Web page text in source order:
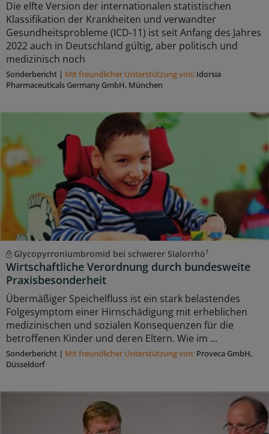
Die elfte Version der internationalen statistischen
Klassifikation der Krankheiten und verwandter
Gesundheitsprobleme (ICD-11) ist seit Anfang des Jahres
2022 auch in Deutschland gültig, aber politisch und
medizinisch noch
Sonderbericht | Mit freundlicher Unterstützung von: Idorsia
Pharmaceuticals Germany GmbH, München
Glycopyrroniumbromid bei schwerer Sialorrhö†
Wirtschaftliche Verordnung durch bundesweite
Praxisbesonderheit
Übermäßiger Speichelfluss ist ein stark belastendes
Folgesymptom einer Hirnschädigung mit erheblichen
medizinischen und sozialen Konsequenzen für die
betroffenen Kinder und deren Eltern. Wie im ...
Sonderbericht | Mit freundlicher Unterstützung von: Proveca GmbH,
Düsseldorf